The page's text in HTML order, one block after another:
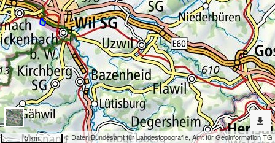
© Daten:Bundesamt für Landestopografie, Amt für Geoinformation TG
5 km
Gebiete mit geringer Prävalenz (Feuerbrand)
Nach
weiteren
Karten
suchen?
Konfiguration